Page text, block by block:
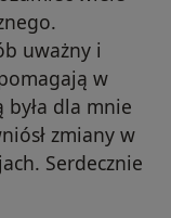
uważny i
w
dla mnie
zmiany w
Serdecznie